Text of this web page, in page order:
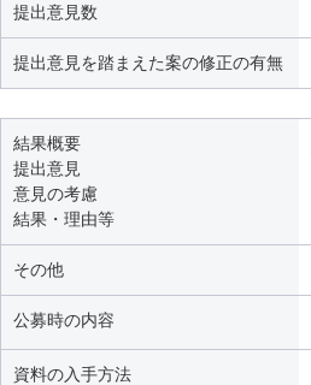
提出意見数
提出意見を踏まえた案の修正の有無
結果概要
提出意見
意見の考慮
結果・理由等
その他
公募時の内容
資料の入手方法